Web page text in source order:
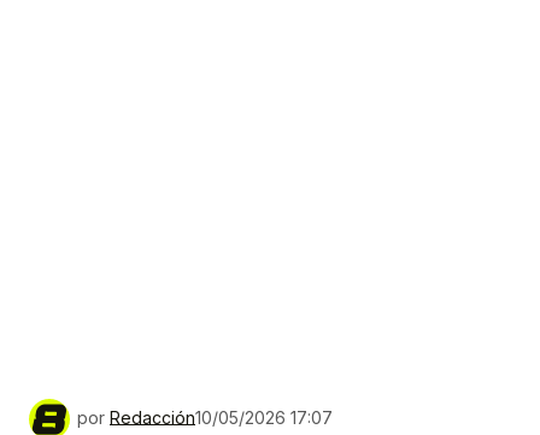
por Redacción10/05/2026 17:07